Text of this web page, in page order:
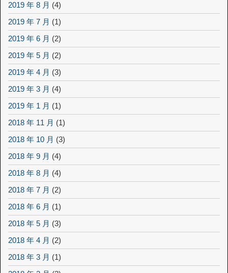
2019 年 8 月 (4)
2019 年 7 月 (1)
2019 年 6 月 (2)
2019 年 5 月 (2)
2019 年 4 月 (3)
2019 年 3 月 (4)
2019 年 1 月 (1)
2018 年 11 月 (1)
2018 年 10 月 (3)
2018 年 9 月 (4)
2018 年 8 月 (4)
2018 年 7 月 (2)
2018 年 6 月 (1)
2018 年 5 月 (3)
2018 年 4 月 (2)
2018 年 3 月 (1)